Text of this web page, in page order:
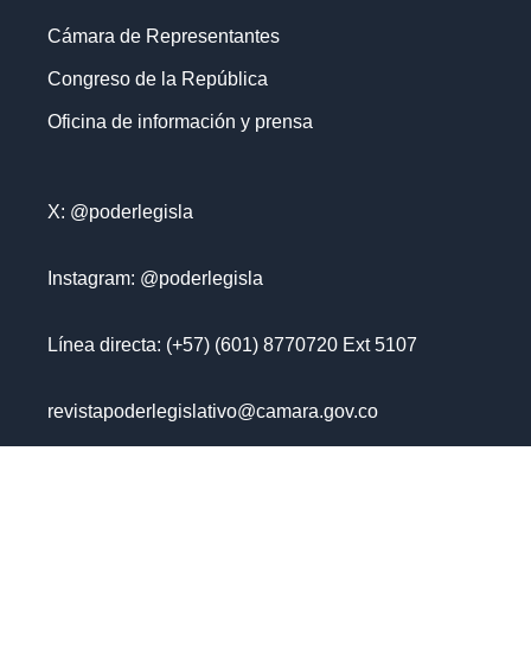
Cámara de Representantes
Congreso de la República
Oficina de información y prensa
X: @poderlegisla
Instagram: @poderlegisla
Línea directa: (+57) (601) 8770720 Ext 5107
revistapoderlegislativo@camara.gov.co